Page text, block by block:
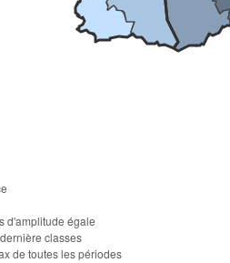
d'amplitude égale​
classes
de toutes les périodes